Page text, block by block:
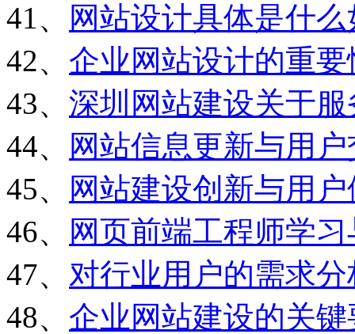
41、
网站设计具体是什
42、 企业网站设计的重要
43、 深圳网站建设关于
44、
网站信息更新与用
45、
网站建设创新与用
46、
网页前端工程师学
47、 对行业用户的需求
48、 企业网站建设的关